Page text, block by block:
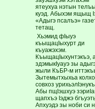
ятеухуа нэтын
куэд. Абыхэм ящыщ
«Адыгэ псалъэ»
тетащ.
Хьэмид фIыуэ
къыщацIыхурт ди
къуажэхэм.
КъыщацIыхунтэкъэ,
здэмыкIуауэ зы
жыли КъБР-м
Зытемытхыхьа
совхоз
Абы пщIэшхуэ
щапхъэ Iэджэ
Апхуэдэ зы ноби си